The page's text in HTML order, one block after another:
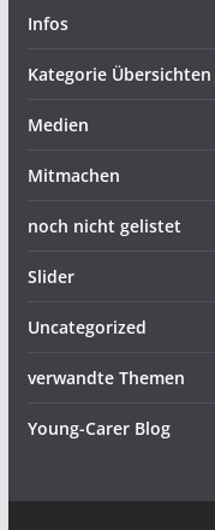
Infos
Kategorie Übersichten
Medien
Mitmachen
noch nicht gelistet
Slider
Uncategorized
verwandte Themen
Young-Carer Blog